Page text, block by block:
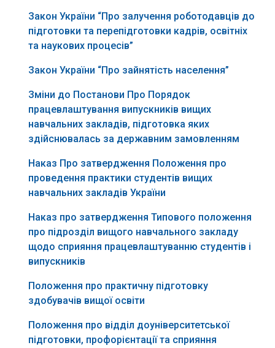
Закон України “Про залучення роботодавців до
підготовки та перепідготовки кадрів, освітніх
та наукових процесів”
Закон України “Про зайнятість населення”
Зміни до Постанови Про Порядок
працевлаштування випускників вищих
навчальних закладів, підготовка яких
здійснювалась за державним замовленням
Наказ Про затвердження Положення про
проведення практики студентів вищих
навчальних закладів України
Наказ про затвердження Типового положення
про підрозділ вищого навчального закладу
щодо сприяння працевлаштуванню студентів і
випускників
Положення про практичну підготовку
здобувачів вищої освіти
Положення про відділ доуніверситетської
підготовки, профорієнтації та сприяння